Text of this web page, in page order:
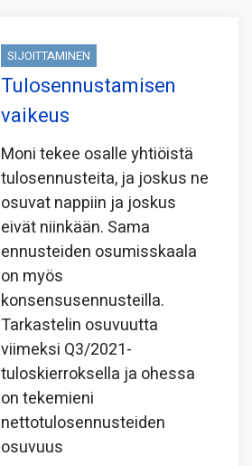
SIJOITTAMINEN
Tulosennustamisen
vaikeus
Moni tekee osalle yhtiöistä
tulosennusteita, ja joskus ne
osuvat nappiin ja joskus
eivät niinkään. Sama
ennusteiden osumisskaala
on myös
konsensusennusteilla.
Tarkastelin osuvuutta
viimeksi Q3/2021-
tuloskierroksella ja ohessa
on tekemieni
nettotulosennusteiden
osuvuus